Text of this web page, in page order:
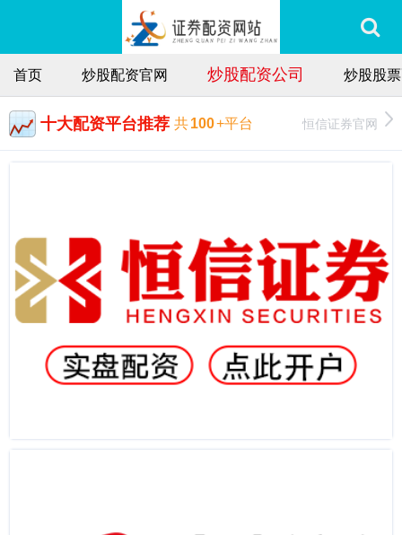
首页 炒股配资官网 炒股配资公司 炒股股
十大配资平台推荐 共100+平台 恒信证券官网